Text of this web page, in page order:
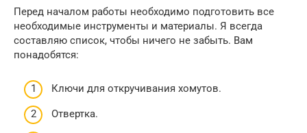
Перед началом работы необходимо подготовить все
необходимые инструменты и материалы. Я всегда
составляю список, чтобы ничего не забыть. Вам
понадобятся:
Ключи для откручивания хомутов.
Отвертка.